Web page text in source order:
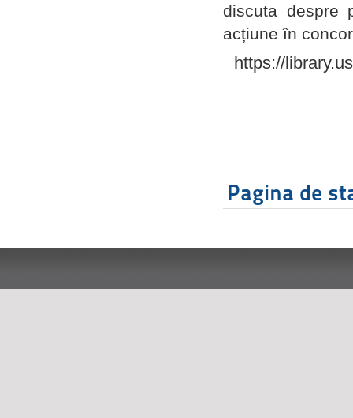
discuta despre
acțiune în
https://
Pagina de